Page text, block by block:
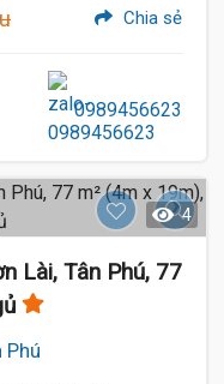
Chia sẻ
0989456623
4
Lài, Tân Phú, 77
Phú